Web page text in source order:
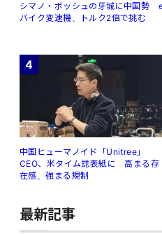
シマノ・ボッシュの牙城に中国勢
バイク変速機、トルク2倍で挑む
4
中国ヒューマノイド「Unitree」
CEO、米タイム誌表紙に 高まる存
在感、強まる規制
最新記事